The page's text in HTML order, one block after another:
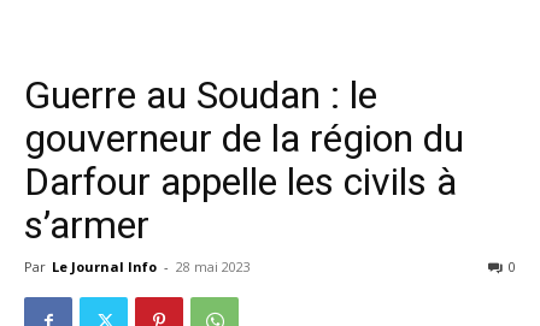
Guerre au Soudan : le
gouverneur de la région du
Darfour appelle les civils à
s’armer
Par Le Journal Info - 28 mai 2023 0